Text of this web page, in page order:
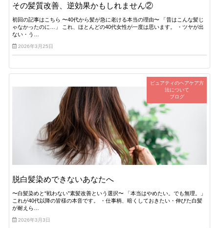
その髪質改善、逆効果かもしれません②
初回の記事はこちら 〜40代から髪が急に老ける本当の理由〜 「昔はこんな髪じ
ゃなかったのに…」 これ、ほとんどの40代女性が一度は思います。 ・ツヤが出
ない・う…
2026年3月25日
ピュアティのヘアケア方
法について
ブログ
脱白髪染めできないあなたへ
〜白髪染めと“戦わない”素髪改善という選択〜 「本当はやめたい。でも無理。」
これが40代以降の皆様の本音です。 ・仕事柄、暗くしておきたい・伸びた白髪
が耐えら…
2026年3月3日